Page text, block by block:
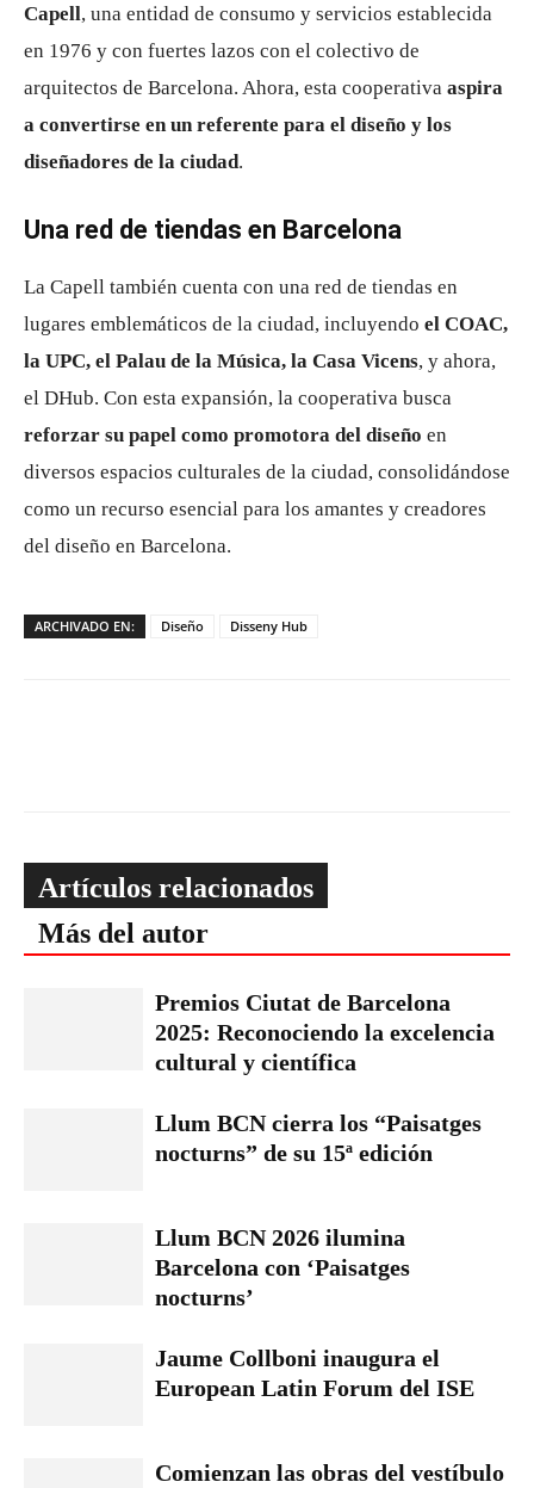
Capell, una entidad de consumo y servicios establecida
en 1976 y con fuertes lazos con el colectivo de
arquitectos de Barcelona. Ahora, esta cooperativa aspira
a convertirse en un referente para el diseño y los
diseñadores de la ciudad.
Una red de tiendas en Barcelona
La Capell también cuenta con una red de tiendas en
lugares emblemáticos de la ciudad, incluyendo el COAC,
la UPC, el Palau de la Música, la Casa Vicens, y ahora,
el DHub. Con esta expansión, la cooperativa busca
reforzar su papel como promotora del diseño en
diversos espacios culturales de la ciudad, consolidándose
como un recurso esencial para los amantes y creadores
del diseño en Barcelona.
ARCHIVADO EN: Diseño Disseny Hub
Artículos relacionados
Más del autor
Premios Ciutat de Barcelona
2025: Reconociendo la excelencia
cultural y científica
Llum BCN cierra los “Paisatges
nocturns” de su 15ª edición
Llum BCN 2026 ilumina
Barcelona con ‘Paisatges
nocturns’
Jaume Collboni inaugura el
European Latin Forum del ISE
Comienzan las obras del vestíbulo